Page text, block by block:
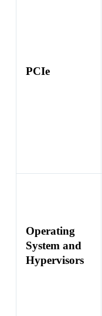
PCIe
Operating
System and
Hypervisors